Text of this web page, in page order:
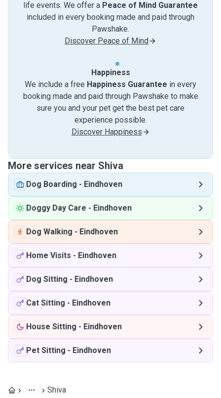
life events. We offer a Peace of Mind Guarantee
included in every booking made and paid through
Pawshake.
Discover Peace of Mind
Happiness
We include a free Happiness Guarantee in every
booking made and paid through Pawshake to make
sure you and your pet get the best pet care
experience possible.
Discover Happiness
More services near Shiva
Dog Boarding - Eindhoven
Doggy Day Care - Eindhoven
Dog Walking - Eindhoven
Home Visits - Eindhoven
Dog Sitting - Eindhoven
Cat Sitting - Eindhoven
House Sitting - Eindhoven
Pet Sitting - Eindhoven
Shiva